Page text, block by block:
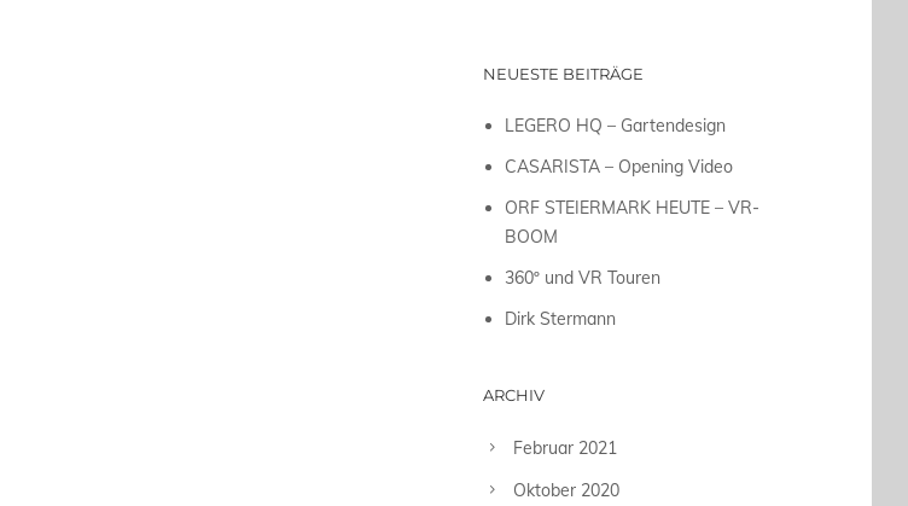
NEUESTE BEITRÄGE
LEGERO HQ – Gartendesign
CASARISTA – Opening Video
ORF STEIERMARK HEUTE – VR-
BOOM
360º und VR Touren
Dirk Stermann
ARCHIV
Februar 2021
Oktober 2020